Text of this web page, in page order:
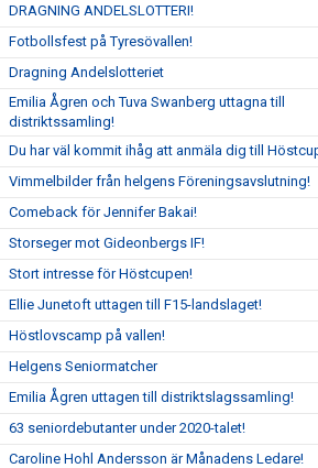
DRAGNING ANDELSLOTTERI!
Fotbollsfest på Tyresövallen!
Dragning Andelslotteriet
Emilia Ågren och Tuva Swanberg uttagna till
distriktssamling!
Du har väl kommit ihåg att anmäla dig till
Vimmelbilder från helgens Föreningsavslutning!
Comeback för Jennifer Bakai!
Storseger mot Gideonbergs IF!
Stort intresse för Höstcupen!
Ellie Junetoft uttagen till F15-landslaget!
Höstlovscamp på vallen!
Helgens Seniormatcher
Emilia Ågren uttagen till distriktslagssamling!
63 seniordebutanter under 2020-talet!
Caroline Hohl Andersson är Månadens Ledare!